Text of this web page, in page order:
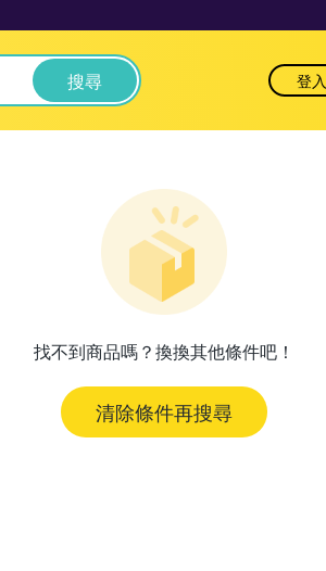
搜尋 登入
找不到商品嗎？換換其他條件吧！
清除條件再搜尋